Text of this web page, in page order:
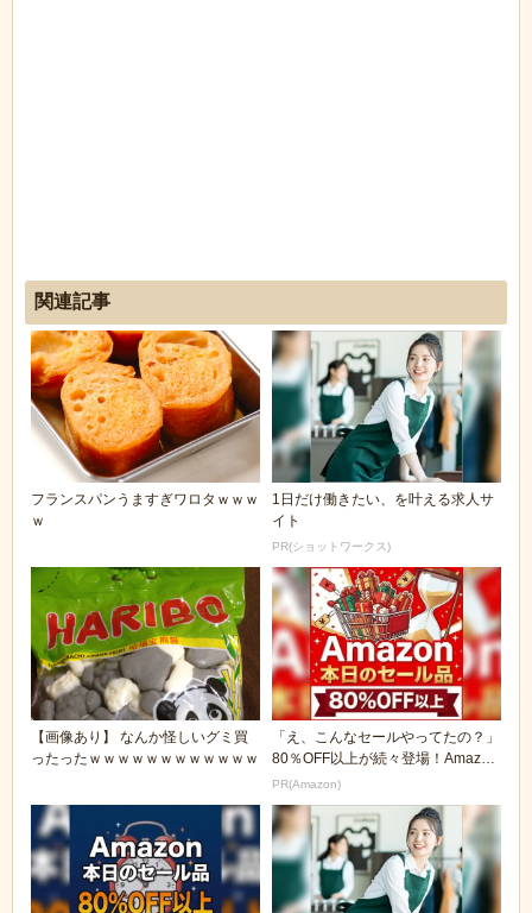
関連記事
フランスパンうますぎワロタｗｗｗ
ｗ
1日だけ働きたい、を叶える求人サ
イト
PR(ショットワークス)
【画像あり】 なんか怪しいグミ買
ったったｗｗｗｗｗｗｗｗｗｗｗｗ
「え、こんなセールやってたの？」
80％OFF以上が続々登場！Amazon
の本気が...
PR(Amazon)